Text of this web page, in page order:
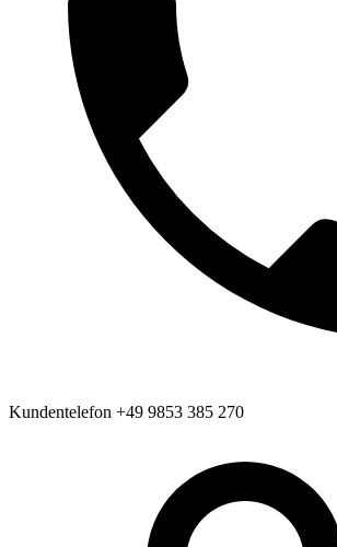
Kundentelefon +49 9853 385 270